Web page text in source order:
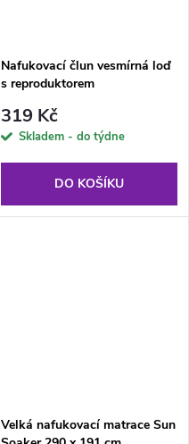
Nafukovací člun vesmírná loď
s reproduktorem
BESTWAY
319 Kč
Skladem - do týdne
DO KOŠÍKU
Velká nafukovací matrace Sun